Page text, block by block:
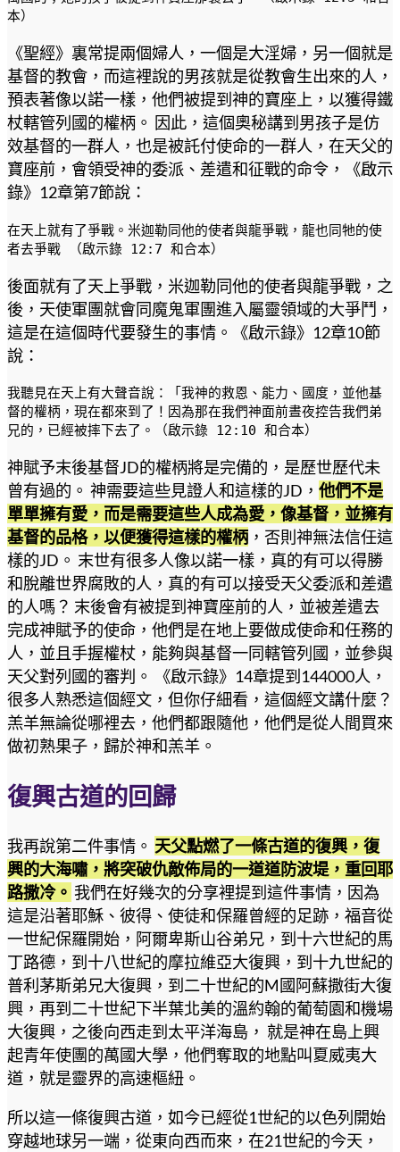
本）
《聖經》裏常提兩個婦人，一個是大淫婦，另一個就是
基督的教會，而這裡說的男孩就是從教會生出來的人，
預表著像以諾一樣，他們被提到神的寶座上，以獲得鐵
杖轄管列國的權柄。 因此，這個奧秘講到男孩子是仿
效基督的一群人，也是被託付使命的一群人，在天父的
寶座前，會領受神的委派、差遣和征戰的命令，《啟示
錄》12章第7節說：
在天上就有了爭戰。米迦勒同他的使者與龍爭戰，龍也同牠的使
者去爭戰 （啟示錄 12:7 和合本）
後面就有了天上爭戰，米迦勒同他的使者與龍爭戰，之
後，天使軍團就會同魔鬼軍團進入屬靈領域的大爭鬥，
這是在這個時代要發生的事情。《啟示錄》12章10節
說：
我聽見在天上有大聲音說：「我神的救恩、能力、國度，並他基
督的權柄，現在都來到了！因為那在我們神面前晝夜控告我們弟
兄的，已經被摔下去了。（啟示錄 12:10 和合本）
神賦予末後基督JD的權柄將是完備的，是歷世歷代未
曾有過的。 神需要這些見證人和這樣的JD， 他們不是
單單擁有愛，而是需要這些人成為愛，像基督，並擁有
基督的品格，以便獲得這樣的權柄 ，否則神無法信任這
樣的JD。 末世有很多人像以諾一樣，真的有可以得勝
和脫離世界腐敗的人，真的有可以接受天父委派和差遣
的人嗎？ 末後會有被提到神寶座前的人，並被差遣去
完成神賦予的使命，他們是在地上要做成使命和任務的
人，並且手握權杖，能夠與基督一同轄管列國，並參與
天父對列國的審判。 《啟示錄》14章提到144000人，
很多人熟悉這個經文，但你仔細看，這個經文講什麼？
羔羊無論從哪裡去，他們都跟隨他，他們是從人間買來
做初熟果子，歸於神和羔羊。
復興古道的回歸
我再說第二件事情。 天父點燃了一條古道的復興，復
興的大海嘯，將突破仇敵佈局的一道道防波堤，重回耶
路撒冷。 我們在好幾次的分享裡提到這件事情，因為
這是沿著耶穌、彼得、使徒和保羅曾經的足跡，福音從
一世紀保羅開始，阿爾卑斯山谷弟兄，到十六世紀的馬
丁路德，到十八世紀的摩拉維亞大復興，到十九世紀的
普利茅斯弟兄大復興，到二十世紀的M國阿蘇撒街大復
興，再到二十世紀下半葉北美的溫約翰的葡萄園和機場
大復興，之後向西走到太平洋海島， 就是神在島上興
起青年使團的萬國大學，他們奪取的地點叫夏威夷大
道，就是靈界的高速樞紐。
所以這一條復興古道，如今已經從1世紀的以色列開始
穿越地球另一端，從東向西而來，在21世紀的今天，